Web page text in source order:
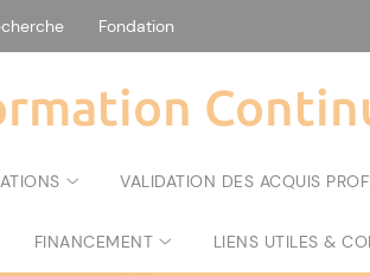
Fondation
VALIDATION DES ACQUIS
FINANCEMENT LIENS UTILES &